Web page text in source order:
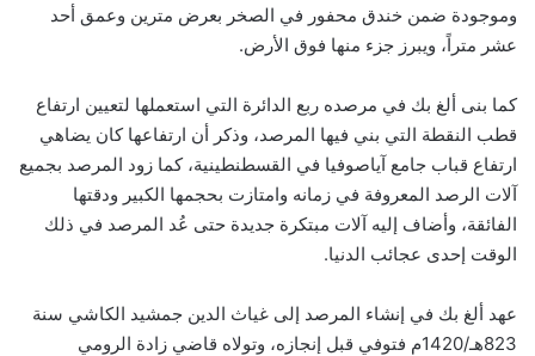
وموجودة ضمن خندق محفور في الصخر بعرض مترين وعمق أحد
عشر متراً، ويبرز جزء منها فوق الأرض.
كما بنى ألغ بك في مرصده ربع الدائرة التي استعملها لتعيين ارتفاع
قطب النقطة التي بني فيها المرصد، وذكر أن ارتفاعها كان يضاهي
ارتفاع قباب جامع آياصوفيا في القسطنطينية، كما زود المرصد بجميع
آلات الرصد المعروفة في زمانه وامتازت بحجمها الكبير ودقتها
الفائقة، وأضاف إليه آلات مبتكرة جديدة حتى عُد المرصد في ذلك
الوقت إحدى عجائب الدنيا.
عهد ألغ بك في إنشاء المرصد إلى غياث الدين جمشيد الكاشي سنة
823هـ/1420م فتوفي قبل إنجازه، وتولاه قاضي زادة الرومي